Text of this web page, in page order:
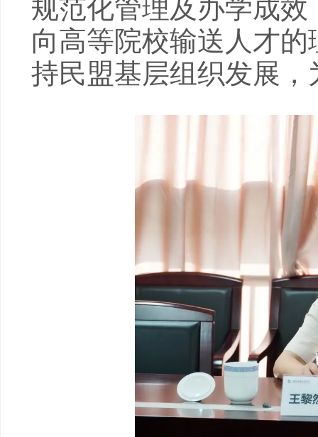
规范化管理及办学成
向高等院校输送人才
持民盟基层组织发展